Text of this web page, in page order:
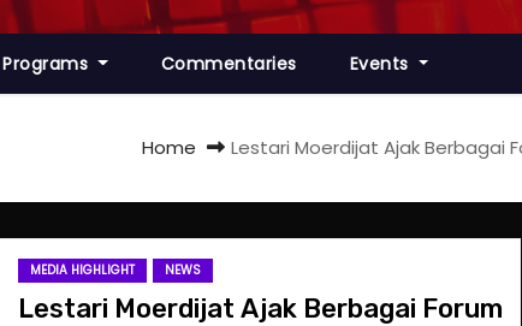
Programs Commentaries Events
Home Lestari Moerdijat Ajak Berbagai
MEDIA HIGHLIGHT NEWS
Lestari Moerdijat Ajak Berbagai Forum